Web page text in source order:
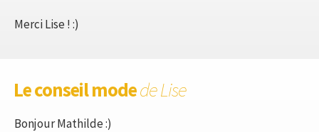
Merci Lise ! :)
Le conseil modede Lise
Bonjour Mathilde :)